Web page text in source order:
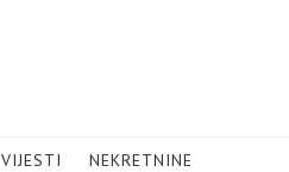
VIJESTI NEKRETNINE